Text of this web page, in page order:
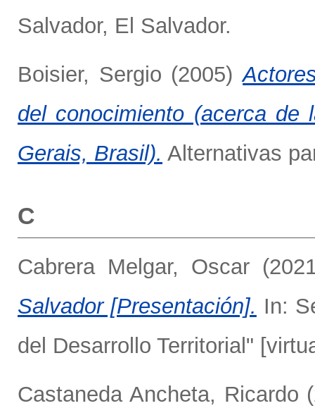
Salvador, El Salvador.
Boisier, Sergio (2005)
del conocimiento (acerca de
Gerais, Brasil). Alternativas
C
Cabrera Melgar, Oscar
Salvador [Presentación]. In:
del Desarrollo Territorial"
Castaneda Ancheta, Ricardo